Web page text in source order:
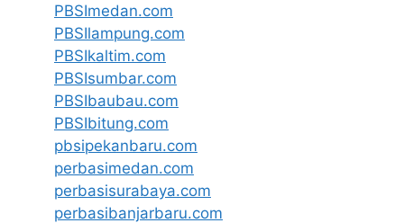
PBSImedan.com
PBSIlampung.com
PBSIkaltim.com
PBSIsumbar.com
PBSIbaubau.com
PBSIbitung.com
pbsipekanbaru.com
perbasimedan.com
perbasisurabaya.com
perbasibanjarbaru.com